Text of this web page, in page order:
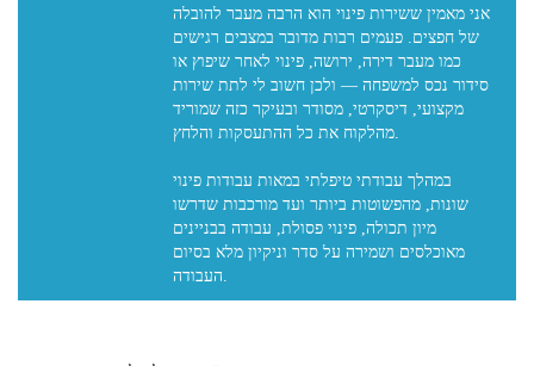
אני מאמין ששירות פינוי הוא הרבה מעבר להובלה
של חפצים. פעמים רבות מדובר במצבים רגישים
כמו מעבר דירה, ירושה, פינוי לאחר שיפוץ או
סידור נכס למשפחה — ולכן חשוב לי לתת שירות
מקצועי, דיסקרטי, מסודר ובעיקר כזה שמוריד
מהלקוח את כל ההתעסקות והלחץ.
במהלך עבודתי טיפלתי במאות עבודות פינוי
שונות, מהפשוטות ביותר ועד מורכבות שדרשו
מיון תכולה, פינוי פסולת, עבודה בבניינים
מאוכלסים ושמירה על סדר וניקיון מלא בסיום